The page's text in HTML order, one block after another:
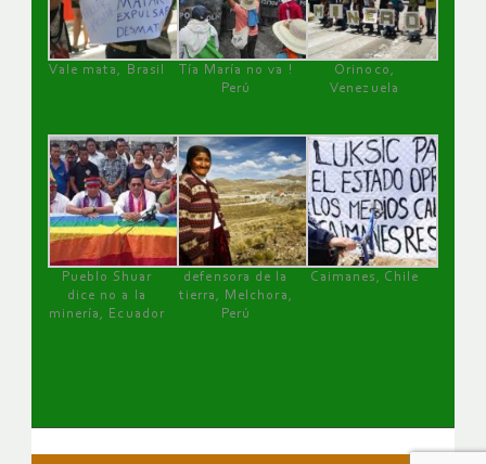
Vale mata, Brasil
Tía María no va !
Perú
Orinoco,
Venezuela
Pueblo Shuar
dice no a la
minería, Ecuador
defensora de la
tierra, Melchora,
Perú
Caimanes, Chile